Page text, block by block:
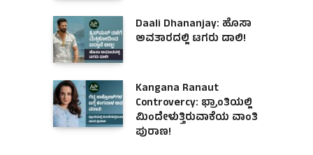
Daali Dhananjay: ಹೊಸಾ
ಅವತಾರದಲ್ಲಿ ಟಗರು ಡಾಲಿ!
Kangana Ranaut
Controvercy: ಭ್ರಾಂತಿಯಲ್ಲಿ
ಮಿಂದೇಳುತ್ತಿರುವಾಕೆಯ ವಾಂತಿ
ಪುರಾಣ!